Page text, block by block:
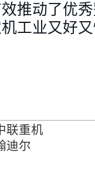
推动了优
工业又好
联重机
迪尔